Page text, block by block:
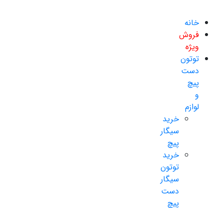
خانه
فروش
ویژه
توتون
دست
پیچ
و
لوازم
خرید
سیگار
پیچ
خرید
توتون
سیگار
دست
پیچ